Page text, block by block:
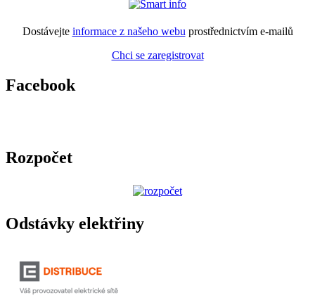
Dostávejte informace z našeho webu prostřednictvím e-mailů
Chci se zaregistrovat
Facebook
Rozpočet
Odstávky elektřiny